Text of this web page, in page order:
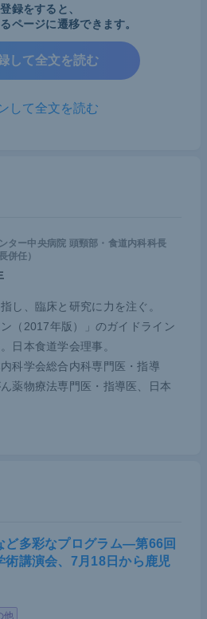
因としては6番目である。い
んには含まれないが、世界
集中しているため、これまで
められてきた。
してのICIの効果
（以下、ESCC）に対する
が用いられた臨床試験につ
、国内で行われた第2相試験A
に対して奏効割合が約20％
られた。続いて行われた
あるいはドセタキセルに対
期間（OS）の中央値は8.4か
か月（ニボルマブ群）とな
OSを延長した（ハザード比
録をすると、
ページに遷移できます。
して全文を読む
して全文を読む
ター中央病院 頭頸部・食道内科科長
併任）
し、臨床と研究に力を注ぐ。
（2017年版）」のガイドライン
日本食道学会理事。
科学会総合内科専門医・指導
薬物療法専門医・指導医、日本
ど多彩なプログラム―第66回
術講演会、7月18日から鹿児
他